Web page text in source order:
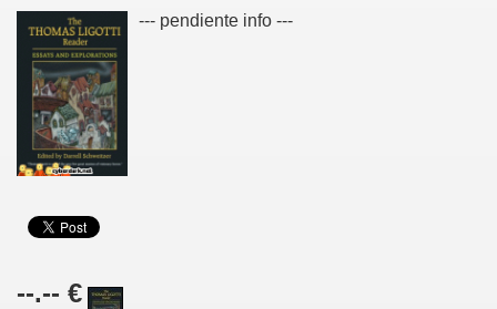
--- pendiente info ---
--.-- €